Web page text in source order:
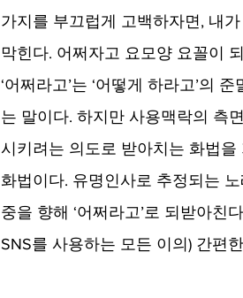
가지를 부끄럽게 고백하자면, 내
막힌다. 어쩌자고 요모양 요꼴이
‘어쩌라고’는 ‘어떻게 하라고’의
는 말이다. 하지만 사용맥락의 측
시키려는 의도로 받아치는 화법
화법이다. 유명인사로 추정되는
중을 향해 ‘어쩌라고’로 되받아친
SNS를 사용하는 모든 이의) 간편